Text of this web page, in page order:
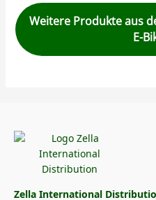
Weitere Produkte aus
E-
Zella International